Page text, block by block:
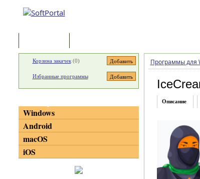
Программы для
Описание
Корзина закачек(0)
Избранные программы
Windows
Android
macOS
iOS